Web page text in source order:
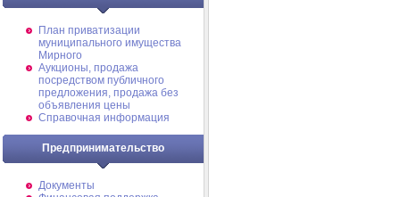
План приватизации
муниципального имущества
Мирного
Аукционы, продажа
посредством публичного
предложения, продажа без
объявления цены
Справочная информация
Предпринимательство
Документы